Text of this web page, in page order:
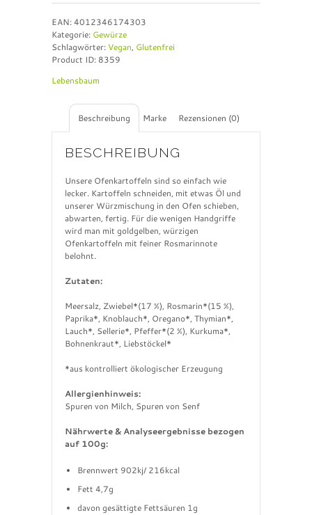
EAN:4012346174303
Kategorie: Gewürze
Schlagwörter: Vegan, Glutenfrei
Product ID: 8359
Lebensbaum
Beschreibung Marke Rezensionen (0)
BESCHREIBUNG
Unsere Ofenkartoffeln sind so einfach wie
lecker. Kartoffeln schneiden, mit etwas Öl und
unserer Würzmischung in den Ofen schieben,
abwarten, fertig. Für die wenigen Handgriffe
wird man mit goldgelben, würzigen
Ofenkartoffeln mit feiner Rosmarinnote
belohnt.
Zutaten:
Meersalz, Zwiebel*(17 %), Rosmarin*(15 %),
Paprika*, Knoblauch*, Oregano*, Thymian*,
Lauch*, Sellerie*, Pfeffer*(2 %), Kurkuma*,
Bohnenkraut*, Liebstöckel*
*aus kontrolliert ökologischer Erzeugung
Allergienhinweis:
Spuren von Milch, Spuren von Senf
Nährwerte & Analyseergebnisse bezogen
auf 100g:
Brennwert 902kj/ 216kcal
Fett 4,7g
davon gesättigte Fettsäuren 1g